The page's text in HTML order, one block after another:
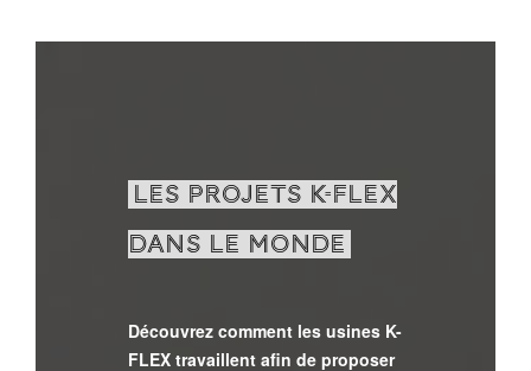
LES PROJETS K-FLEX
DANS LE MONDE
Découvrez comment les usines K-
FLEX travaillent afin de proposer